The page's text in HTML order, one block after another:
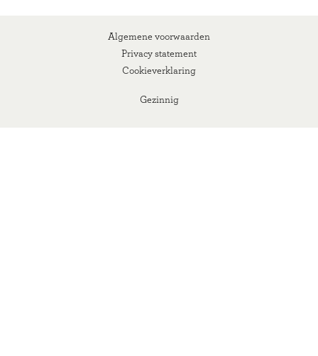
Gezinnig
Algemene voorwaarden
Privacy statement
Cookieverklaring